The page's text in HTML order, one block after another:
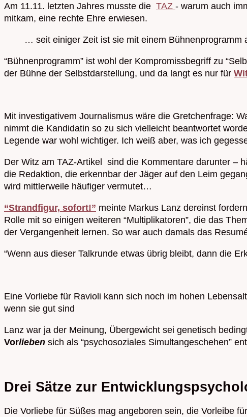
Am 11.11. letzten Jahres musste die TAZ - warum auch
mitkam, eine rechte Ehre erwiesen.
… seit einiger Zeit ist sie mit einem Bühnenprogramm
“Bühnenprogramm” ist wohl der Kompromissbegriff zu
der Bühne der Selbstdarstellung, und da langt es nur für
Mit investigativem Journalismus wäre die Gretchenfrage:
nimmt die Kandidatin so zu sich vielleicht beantwortet
Legende war wohl wichtiger. Ich weiß aber, was ich
Der Witz am TAZ-Artikel sind die Kommentare darunter –
die Redaktion, die erkennbar der Jäger auf den Leim
wird mittlerweile häufiger vermutet…
“Strandfigur, sofort!” meinte Markus Lanz dereinst
Rolle mit so einigen weiteren “Multiplikatoren”, die das
der Vergangenheit lernen. So war auch damals das
“Wenn aus dieser Talkrunde etwas übrig bleibt, dann die
Eine Vorliebe für Ravioli kann sich noch im hohen
wenn sie gut sind
Lanz war ja der Meinung, Übergewicht sei genetisch
Vorlieben sich als “psychosoziales Simultangeschehen”
Drei Sätze zur
Die Vorliebe für Süßes mag angeboren sein, die Vorleibe